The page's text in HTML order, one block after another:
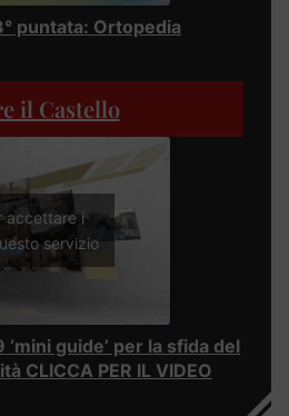
puntata: Ortopedia
il Castello
accettare i
servizio
‘mini guide’ per la sfida del
CLICCA PER IL VIDEO